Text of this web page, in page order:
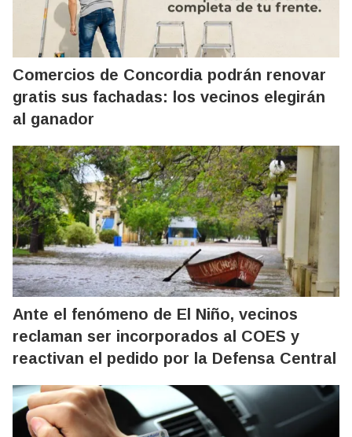
Comercios de Concordia podrán renovar
gratis sus fachadas: los vecinos elegirán
al ganador
Ante el fenómeno de El Niño, vecinos
reclaman ser incorporados al COES y
reactivan el pedido por la Defensa Central